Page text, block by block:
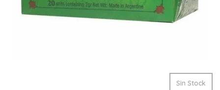
Sin Stock